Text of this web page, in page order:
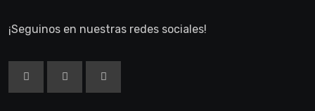
¡Seguinos en nuestras redes sociales!